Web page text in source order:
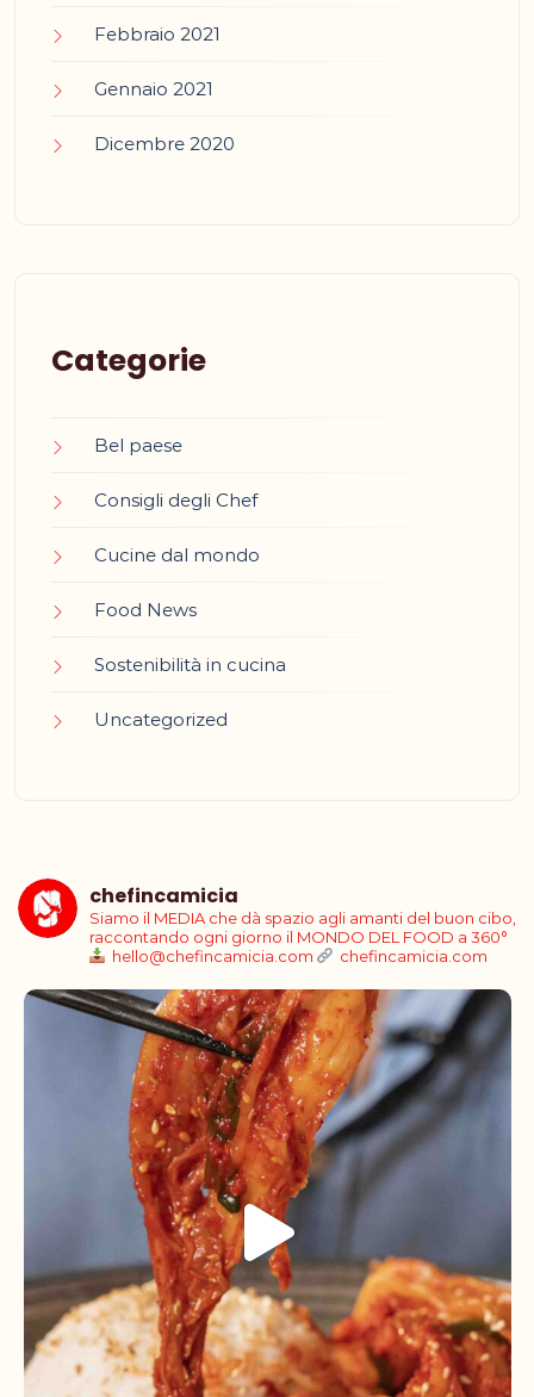
Febbraio 2021
Gennaio 2021
Dicembre 2020
Categorie
Bel paese
Consigli degli Chef
Cucine dal mondo
Food News
Sostenibilità in cucina
Uncategorized
chefincamicia
Siamo il MEDIA che dà spazio agli amanti del buon cibo,
raccontando ogni giorno il MONDO DEL FOOD a 360°
hello@chefincamicia.com
chefincamicia.com